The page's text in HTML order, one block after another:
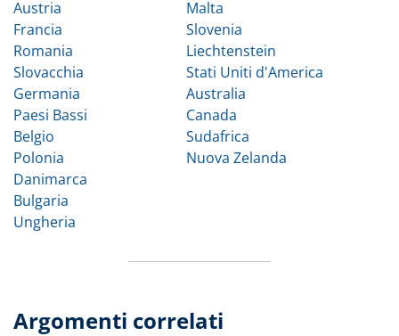
Austria
Francia
Romania
Slovacchia
Germania
Paesi Bassi
Belgio
Polonia
Danimarca
Bulgaria
Ungheria
Malta
Slovenia
Liechtenstein
Stati Uniti d'America
Australia
Canada
Sudafrica
Nuova Zelanda
Argomenti correlati